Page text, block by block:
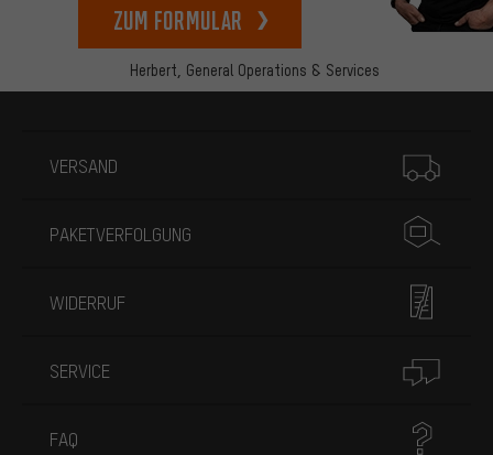
Herbert, General Operations & Services
zum Formular
VERSAND
PAKETVERFOLGUNG
WIDERRUF
SERVICE
FAQ